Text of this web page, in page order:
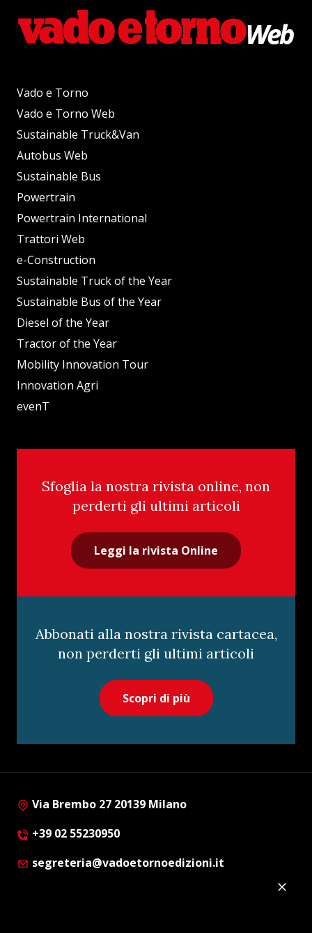
Vado e Torno
Vado e Torno Web
Sustainable Truck&Van
Autobus Web
Sustainable Bus
Powertrain
Powertrain International
Trattori Web
e-Construction
Sustainable Truck of the Year
Sustainable Bus of the Year
Diesel of the Year
Tractor of the Year
Mobility Innovation Tour
Innovation Agri
evenT
Sfoglia la nostra rivista online, non
perderti gli ultimi articoli
Leggi la rivista Online
Abbonati alla nostra rivista cartacea,
non perderti gli ultimi articoli
Scopri di più
Via Brembo 27 20139 Milano
+39 02 55230950
segreteria@vadoetornoedizioni.it